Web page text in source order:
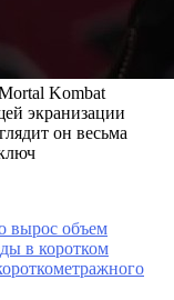
Kombat
экранизации
он весьма
вырос объем
в коротком